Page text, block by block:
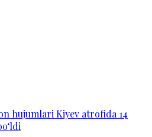
hujumlari Kiyev atrofida 14